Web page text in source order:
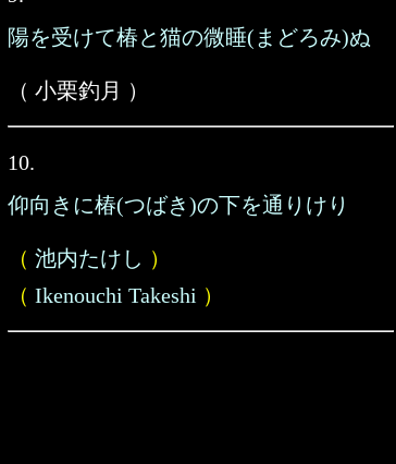
陽を受けて椿と猫の微睡(まどろみ)ぬ
（ 小栗釣月 ）
10.
仰向きに椿(つばき)の下を通りけり
（ 池内たけし ）
（ Ikenouchi Takeshi ）